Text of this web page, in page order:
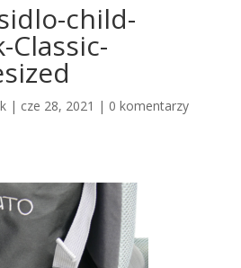
child-
Classic-
| cze 28, 2021 | 0 komentarzy